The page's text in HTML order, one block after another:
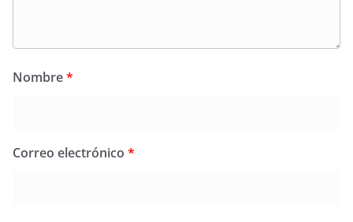
Nombre*
Correo electrónico *